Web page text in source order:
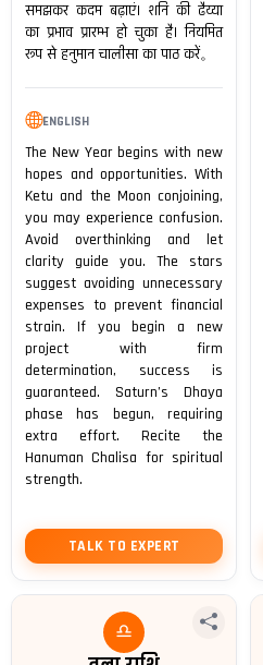
समझकर कदम बढ़ाएं। शनि की ढैय्या
का प्रभाव प्रारम्भ हो चुका है। नियमित
रूप से हनुमान चालीसा का पाठ करें。
ENGLISH
The New Year begins with new
hopes and opportunities. With
Ketu and the Moon conjoining,
you may experience confusion.
Avoid overthinking and let
clarity guide you. The stars
suggest avoiding unnecessary
expenses to prevent financial
strain. If you begin a new
project with firm
determination, success is
guaranteed. Saturn’s Dhaya
phase has begun, requiring
extra effort. Recite the
Hanuman Chalisa for spiritual
strength.
TALK TO EXPERT
♎